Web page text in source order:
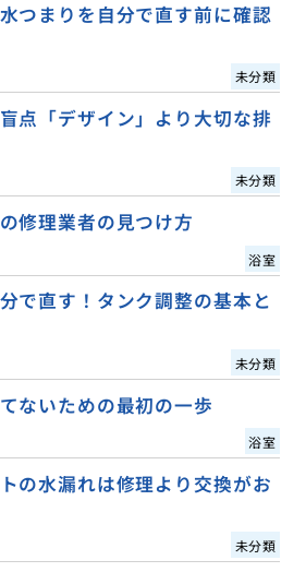
つまりを自分で直す前に確認
未分類
点「デザイン」より大切な排
未分類
修理業者の見つけ方
浴室
で直す！タンク調整の基本と
未分類
ないための最初の一歩
浴室
の水漏れは修理より交換がお
未分類